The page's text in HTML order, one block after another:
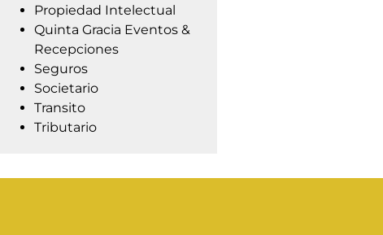
Propiedad Intelectual
Quinta Gracia Eventos &
Recepciones
Seguros
Societario
Transito
Tributario